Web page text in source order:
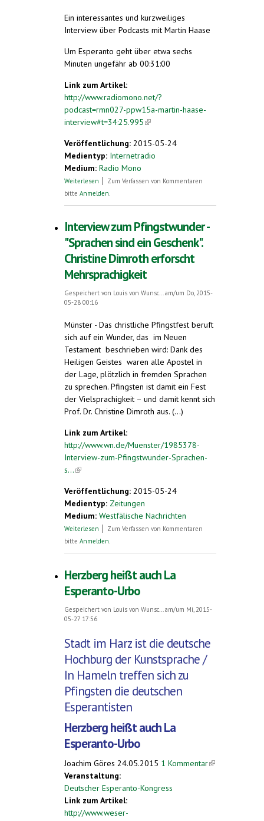
Ein interessantes und kurzweiliges
Interview über Podcasts mit Martin Haase
Um Esperanto geht über etwa sechs
Minuten ungefähr ab 00:31:00
Link zum Artikel:
http://www.radiomono.net/?
podcast=rmn027-ppw15a-martin-haase-
interview#t=34:25.995(link is external)
Veröffentlichung: 2015-05-24
Medientyp: Internetradio
Medium: Radio Mono
Weiterlesen über Martin Haase – Interview
Zum Verfassen von Kommentaren
bitte Anmelden
Interview zum Pfingstwunder -
"Sprachen sind ein Geschenk".
Christine Dimroth erforscht
Mehrsprachigkeit
Gespeichert von Louis von Wunsc...am/um Do, 2015-
05-28 00:16
Münster - Das christliche Pfingstfest beruft
sich auf ein Wunder, das im Neuen
Testament beschrieben wird: Dank des
Heiligen Geistes waren alle Apostel in
der Lage, plötzlich in fremden Sprachen
zu sprechen. Pfingsten ist damit ein Fest
der Vielsprachigkeit – und damit kennt sich
Prof. Dr. Christine Dimroth aus. (...)
Link zum Artikel:
http://www.wn.de/Muenster/1985378-
Interview-zum-Pfingstwunder-Sprachen-
s...(link is external)
Veröffentlichung: 2015-05-24
Medientyp: Zeitungen
Medium: Westfälische Nachrichten
Weiterlesen über Interview zum Pfingstwunder -
Dimroth erforscht Mehrsprachigkeit
Zum Verfassen von Kommentaren
bitte Anmelden.
Herzberg heißt auch La
Esperanto-Urbo
Gespeichert von Louis von Wunsc...am/um Mi, 2015-
05-27 17:56
Stadt im Harz ist die deutsche
Hochburg der Kunstsprache /
In Hameln treffen sich zu
Pfingsten die deutschen
Esperantisten
Herzberg heißt auch La
Esperanto-Urbo
Joachim Göres 24.05.2015 1 Kommentar(link is
Veranstaltung:
Deutscher Esperanto-Kongress
Link zum Artikel:
http://www.weser-